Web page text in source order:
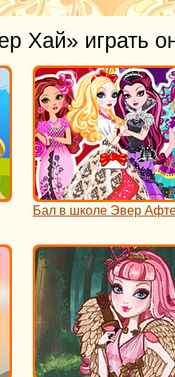
Хай» играть
Бал в школе Эвер